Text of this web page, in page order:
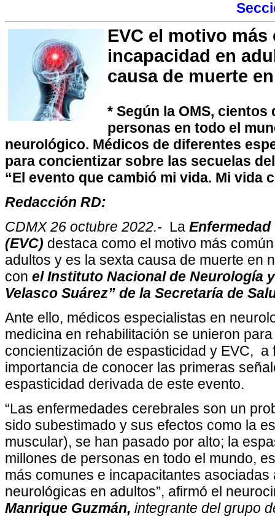
EVC el motivo más
incapacidad en
causa de muerte
* Según la OMS, cientos
personas en todo el
neurológico. Médicos de diferentes
para concientizar sobre las secuelas
“El evento que cambió mi vida. Mi vida
Redacción RD:
CDMX 26 octubre 2022.- La
(EVC) destaca como el motivo más
adultos y es la sexta causa de muerte en
con el Instituto Nacional de Neurología
Velasco Suárez” de la Secretaría de
Ante ello, médicos especialistas en
medicina en rehabilitación se unieron
concientización de espasticidad y EVC, a
importancia de conocer las primeras
espasticidad derivada de este evento.
“Las enfermedades cerebrales son un
sido subestimado y sus efectos como la
muscular), se han pasado por alto; la
millones de personas en todo el mundo,
más comunes e incapacitantes asociadas
neurológicas en adultos”, afirmó el
Manrique Guzmán, integrante del grupo